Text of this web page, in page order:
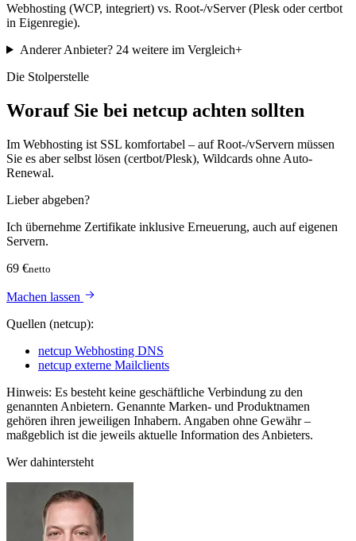
Webhosting (WCP, integriert) vs. Root-/vServer (Plesk oder certbot
in Eigenregie).
Anderer Anbieter? 24 weitere im Vergleich+
Die Stolperstelle
Worauf Sie bei netcup achten sollten
Im Webhosting ist SSL komfortabel – auf Root-/vServern müssen
Sie es aber selbst lösen (certbot/Plesk), Wildcards ohne Auto-
Renewal.
Lieber abgeben?
Ich übernehme Zertifikate inklusive Erneuerung, auch auf eigenen
Servern.
69 €netto
Machen lassen
Quellen (netcup):
netcup Webhosting DNS
netcup externe Mailclients
Hinweis: Es besteht keine geschäftliche Verbindung zu den
genannten Anbietern. Genannte Marken- und Produktnamen
gehören ihren jeweiligen Inhabern. Angaben ohne Gewähr –
maßgeblich ist die jeweils aktuelle Information des Anbieters.
Wer dahintersteht